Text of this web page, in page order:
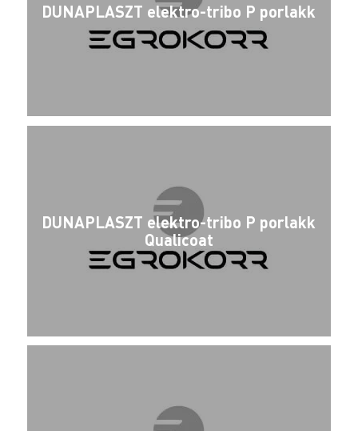
DUNAPLASZT elektro-tribo P porlakk
DUNAPLASZT elektro-tribo P porlakk
Qualicoat